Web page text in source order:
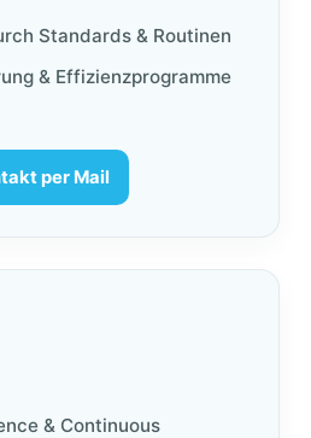
Standards & Routinen
& Effizienzprogramme
per Mail
& Continuous